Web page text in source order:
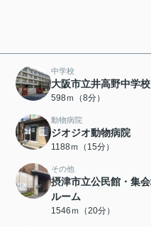
中学校
大阪市立井高野中学校
598ｍ（8分）
動物病院
ジオジオ動物病院
1188ｍ（15分）
その他
摂津市立公民館・集
ルーム
1546ｍ（20分）